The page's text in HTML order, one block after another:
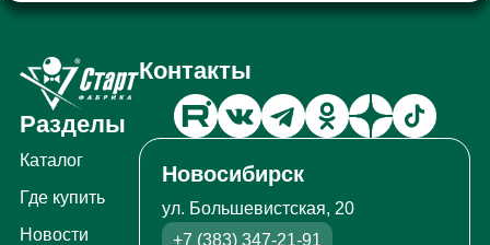
Разделы
Каталог
Где купить
Новости
Контакты
Новосибирск
ул. Большевистская, 20
+7 (383) 347-21-91